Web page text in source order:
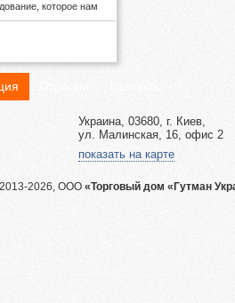
которое нам
Вы, что первые виды
известные
Китая.
Украина, 03680, г. Киев,
ул. Малинская, 16, офис 2
показать на карте
2026, ООО «Торговый дом «Гутман